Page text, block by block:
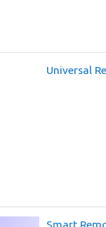
Universal
Smart